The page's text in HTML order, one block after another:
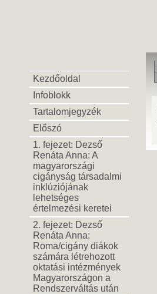
Kezdőoldal
Infoblokk
Tartalomjegyzék
Előszó
1. fejezet: Dezső
Renáta Anna: A
magyarországi
cigányság társadalmi
inklúziójának
lehetséges
értelmezési keretei
2. fejezet: Dezső
Renáta Anna:
Roma/cigány diákok
számára létrehozott
oktatási intézmények
Magyarországon a
Rendszerváltás után